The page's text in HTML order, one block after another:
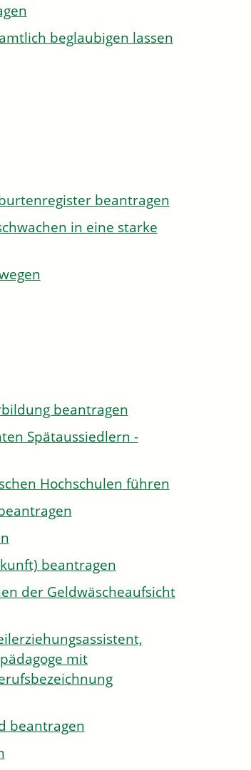
beglaubigen lassen
beantragen
in eine starke
beantragen
Spätaussiedlern -
Hochschulen führen
beantragen
der Geldwäscheaufsicht
mit
beantragen